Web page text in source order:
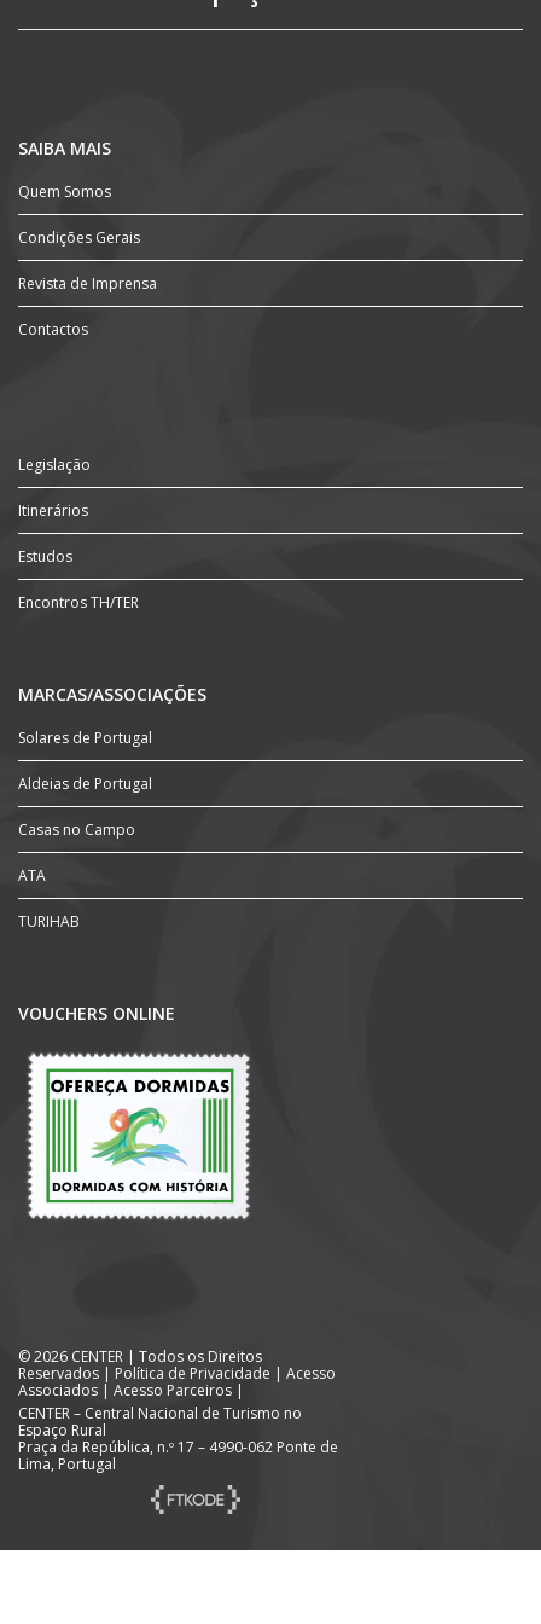
SAIBA MAIS
Quem Somos
Condições Gerais
Revista de Imprensa
Contactos
Legislação
Itinerários
Estudos
Encontros TH/TER
MARCAS/ASSOCIAÇÕES
Solares de Portugal
Aldeias de Portugal
Casas no Campo
ATA
TURIHAB
VOUCHERS ONLINE
© 2026 CENTER | Todos os Direitos
Reservados | Política de Privacidade | Acesso
Associados | Acesso Parceiros |
CENTER – Central Nacional de Turismo no
Espaço Rural
Praça da República, n.º 17 – 4990-062 Ponte de
Lima, Portugal